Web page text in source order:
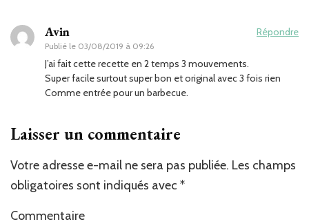
Avin
Publié le 03/08/2019 à 09:26
Répondre
J’ai fait cette recette en 2 temps 3 mouvements.
Super facile surtout super bon et original avec 3 fois rien
Comme entrée pour un barbecue.
Laisser un commentaire
Votre adresse e-mail ne sera pas publiée. Les champs
obligatoires sont indiqués avec *
Commentaire